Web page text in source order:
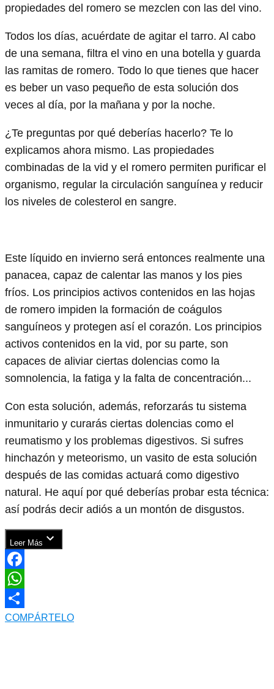
propiedades del romero se mezclen con las del vino.
Todos los días, acuérdate de agitar el tarro. Al cabo
de una semana, filtra el vino en una botella y guarda
las ramitas de romero. Todo lo que tienes que hacer
es beber un vaso pequeño de esta solución dos
veces al día, por la mañana y por la noche.
¿Te preguntas por qué deberías hacerlo? Te lo
explicamos ahora mismo. Las propiedades
combinadas de la vid y el romero permiten purificar el
organismo, regular la circulación sanguínea y reducir
los niveles de colesterol en sangre.
Este líquido en invierno será entonces realmente una
panacea, capaz de calentar las manos y los pies
fríos. Los principios activos contenidos en las hojas
de romero impiden la formación de coágulos
sanguíneos y protegen así el corazón. Los principios
activos contenidos en la vid, por su parte, son
capaces de aliviar ciertas dolencias como la
somnolencia, la fatiga y la falta de concentración...
Con esta solución, además, reforzarás tu sistema
inmunitario y curarás ciertas dolencias como el
reumatismo y los problemas digestivos. Si sufres
hinchazón y meteorismo, un vasito de esta solución
después de las comidas actuará como digestivo
natural. He aquí por qué deberías probar esta técnica:
así podrás decir adiós a un montón de disgustos.
Leer Más
Facebook
WhatsApp
COMPÁRTELO